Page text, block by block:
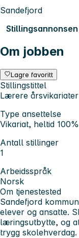
Sandefjord
Om jobben
Lagre favoritt
Stillingstittel
Lærere
Type ansettelse
Vikariat, heltid 100%
Antall stillinger
1
Arbeidsspråk
Norsk
Om tjenestested
Sandefjord
elever og ansatte.
læringsutbytte, og
trygg skolehverdag.